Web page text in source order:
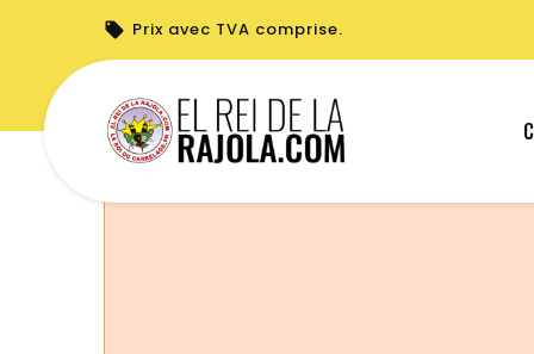
Prix avec TVA comprise.
Vous ne pouvez pas créer de nouvelle